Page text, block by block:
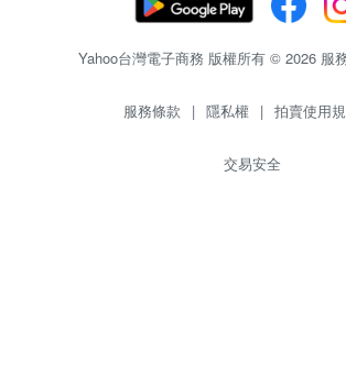
Yahoo台灣電子商務 版權所有 © 2026 服
服務條款 | 隱私權 | 拍賣使用
交易安全